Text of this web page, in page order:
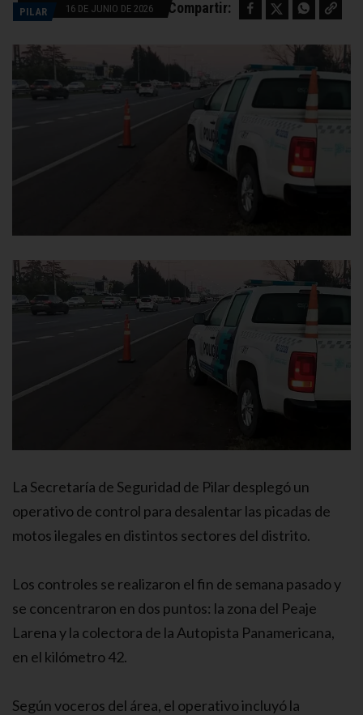
PILAR 16 DE JUNIO DE 2026 Compartir: Facebook Twitter WhatsApp Copy link
La Secretaría de Seguridad de Pilar desplegó un
operativo de control para desalentar las picadas de
motos ilegales en distintos sectores del distrito.
Los controles se realizaron el fin de semana pasado y
se concentraron en dos puntos: la zona del Peaje
Larena y la colectora de la Autopista Panamericana,
en el kilómetro 42.
Según voceros del área, el operativo incluyó la